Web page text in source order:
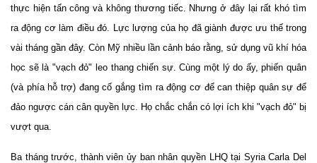
thực hiện tấn công và không thương tiếc. Nhưng ở đây lại rất khó tìm
ra động cơ làm điều đó. Lực lượng của họ đã giành được ưu thế trong
vài tháng gần đây. Còn Mỹ nhiều lần cảnh báo rằng, sử dụng vũ khí hóa
học sẽ là "vạch đỏ" leo thang chiến sự. Cùng một lý do ấy, phiến quân
(và phía hỗ trợ) đang cố gắng tìm ra động cơ để can thiệp quân sự để
đảo ngược cán cân quyền lực. Họ chắc chắn có lợi ích khi "vạch đỏ" bị
vượt qua.
Ba tháng trước, thành viên ủy ban nhân quyền LHQ tại Syria Carla Del